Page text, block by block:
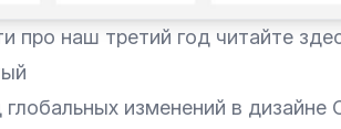
про наш третий год читайте
изменений в